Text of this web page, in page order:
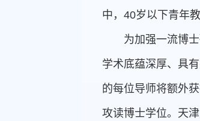
中，40岁以下青年
为加强一流博
学术底蕴深厚、具
的每位导师将额外
攻读博士学位。天